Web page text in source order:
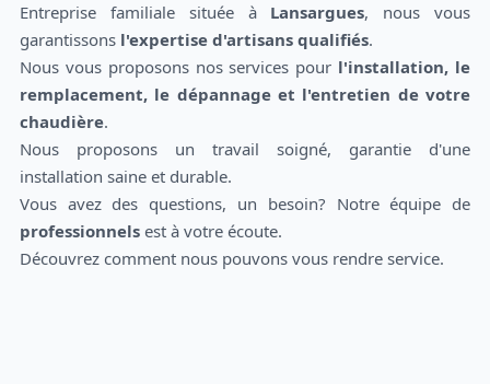
Entreprise familiale située à Lansargues, nous vous
garantissons l'expertise d'artisans qualifiés.
Nous vous proposons nos services pour l'installation, le
remplacement, le dépannage et l'entretien de votre
chaudière.
Nous proposons un travail soigné, garantie d'une
installation saine et durable.
Vous avez des questions, un besoin? Notre équipe de
professionnelsest à votre écoute.
Découvrez comment nous pouvons vous rendre service.